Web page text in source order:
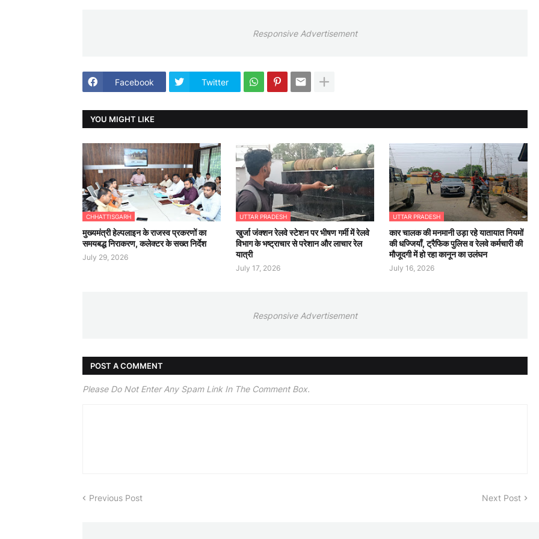
Responsive Advertisement
Facebook Twitter
YOU MIGHT LIKE
CHHATTISGARH
मुख्यमंत्री हेल्पलाइन के राजस्व प्रकरणों का
समयबद्ध निराकरण, कलेक्टर के सख्त निर्देश
July 29, 2026
UTTAR PRADESH
खुर्जा जंक्शन रेलवे स्टेशन पर भीषण गर्मी में रेलवे
विभाग के भष्ट्राचार से परेशान और लाचार रेल
यात्री
July 17, 2026
UTTAR PRADESH
कार चालक की मनमानी उड़ा रहे यातायात नियमों
की धज्जियाँ, ट्रैफिक पुलिस व रेलवे कर्मचारी की
मौजूदगी में हो रहा कानून का उलंघन
July 16, 2026
Responsive Advertisement
POST A COMMENT
Please Do Not Enter Any Spam Link In The Comment Box.
Previous Post Next Post